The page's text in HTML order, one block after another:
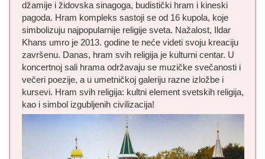
džamije i židovska sinagoga, budistički hram i kineski
pagoda. Hram kompleks sastoji se od 16 kupola, koje
simbolizuju najpopularnije religije sveta. Nažalost, Ildar
Khans umro je 2013. godine te neće videti svoju kreaciju
završenu. Danas, hram svih religija je kulturni centar. U
koncertnoj sali hrama održavaju se muzičke svečanosti i
večeri poezije, a u umetničkoj galeriju razne izložbe i
kursevi. Hram svih religija: kultni element svetskih religija,
kao i simbol izgubljenih civilizacija!